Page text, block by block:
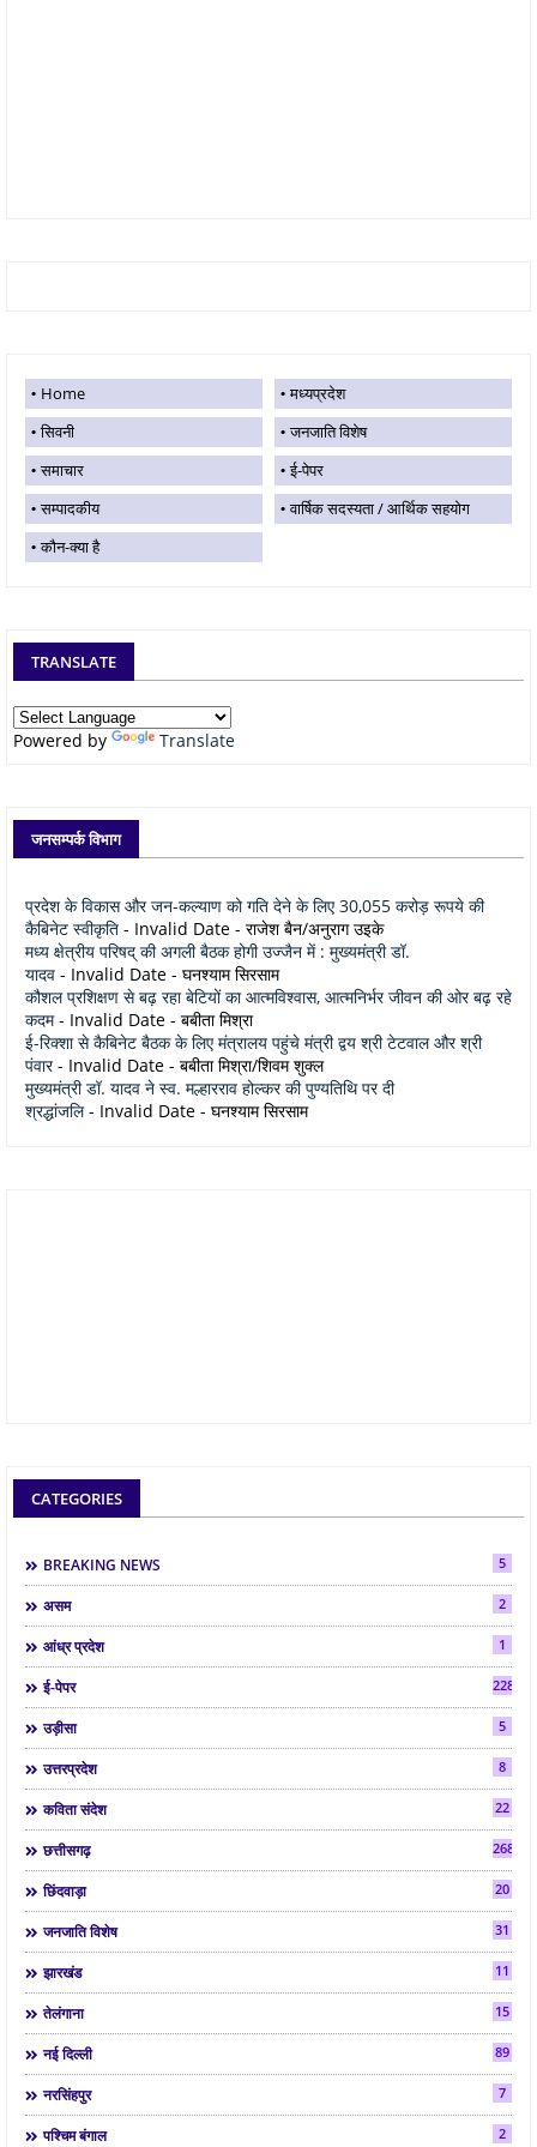
Home
मध्यप्रदेश
सिवनी
जनजाति विशेष
समाचार
ई-पेपर
सम्पादकीय
वार्षिक सदस्यता / आर्थिक सहयोग
कौन-क्या है
TRANSLATE
Powered by Translate
जनसम्पर्क विभाग
प्रदेश के विकास और जन-कल्याण को गति देने के लिए 30,055 करोड़ रूपये की
कैबिनेट स्वीकृति - Invalid Date - राजेश बैन/अनुराग उइके
मध्य क्षेत्रीय परिषद् की अगली बैठक होगी उज्जैन में : मुख्यमंत्री डॉ.
यादव - Invalid Date - घनश्याम सिरसाम
कौशल प्रशिक्षण से बढ़ रहा बेटियों का आत्मविश्वास, आत्मनिर्भर जीवन की ओर बढ़ रहे
कदम- Invalid Date - बबीता मिश्रा
ई-रिक्शा से कैबिनेट बैठक के लिए मंत्रालय पहुंचे मंत्री द्वय श्री टेटवाल और श्री
पंवार- Invalid Date - बबीता मिश्रा/शिवम शुक्ल
मुख्यमंत्री डॉ. यादव ने स्व. मल्हारराव होल्कर की पुण्यतिथि पर दी
श्रद्धांजलि- Invalid Date - घनश्याम सिरसाम
CATEGORIES
BREAKING NEWS 5
असम 2
आंध्र प्रदेश 1
ई-पेपर 2286
उड़ीसा 5
उत्तरप्रदेश 8
कविता संदेश 22
छत्तीसगढ़ 268
छिंदवाड़ा 20
जनजाति विशेष 31
झारखंड 11
तेलंगाना 15
नई दिल्ली 89
नरसिंहपुर 7
पश्चिम बंगाल 2